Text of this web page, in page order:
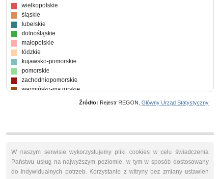
wielkopolskie
śląskie
lubelskie
dolnośląskie
małopolskie
łódzkie
kujawsko-pomorskie
pomorskie
zachodniopomorskie
warmińsko-mazurskie
lubuskie
Źródło: Rejestr REGON, Główny Urząd Statystyczny
W naszym serwisie wykorzystujemy pliki cookies w celu świadczenia
Państwu usług na najwyższym poziomie, w tym w sposób dostosowany
do indywidualnych potrzeb. Korzystanie z witryny bez zmiany ustawień